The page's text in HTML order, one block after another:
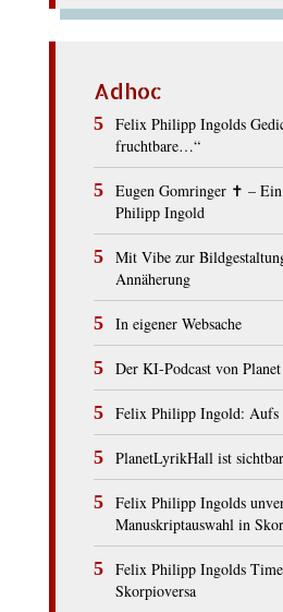
Adhoc
Felix Philipp Ingolds
fruchtbare…“
Eugen Gomringer ✝︎ –
Philipp Ingold
Mit Vibe zur
Annäherung
In eigener Websache
Der KI-Podcast von
Felix Philipp Ingold: Aufs
PlanetLyrikHall ist sichtbar
Felix Philipp Ingolds
Manuskriptauswahl in
Felix Philipp Ingolds
Skorpioversa